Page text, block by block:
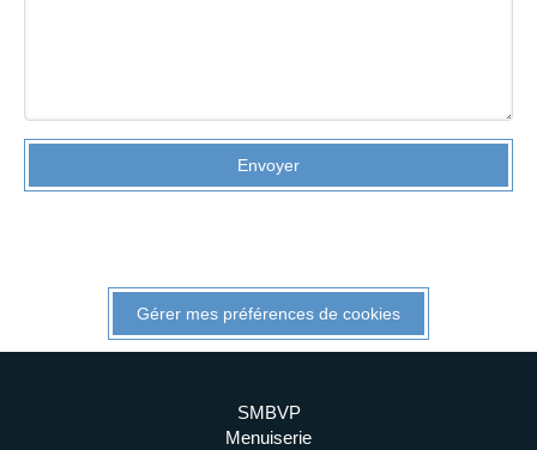
Envoyer
Gérer mes préférences de cookies
SMBVP
Menuiserie